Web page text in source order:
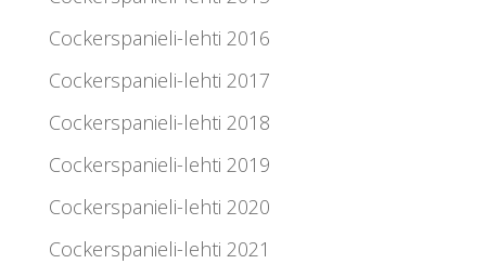
Cockerspanieli-lehti 2016
Cockerspanieli-lehti 2017
Cockerspanieli-lehti 2018
Cockerspanieli-lehti 2019
Cockerspanieli-lehti 2020
Cockerspanieli-lehti 2021